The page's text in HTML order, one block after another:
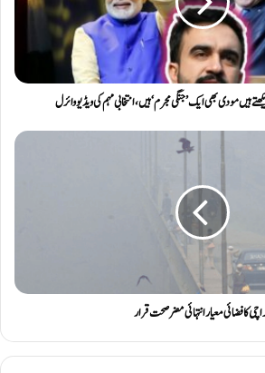
ہیں مودی بھی ایک ’جنگی مجرم‘ ہیں ، انتخابی مہم کی ویڈیو وائرل
کا فضائی معیار انتہائی مضر صحت قرار